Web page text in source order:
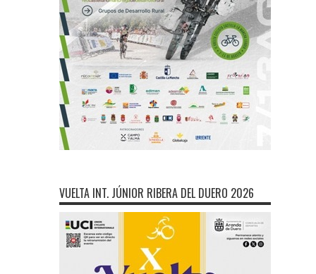
VUELTA INT. JÚNIOR RIBERA DEL DUERO 2026